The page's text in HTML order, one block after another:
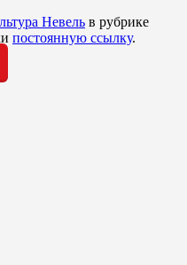
Невель в рубрике
постоянную ссылку.